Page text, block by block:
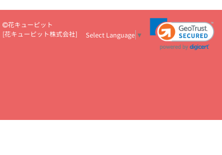
ール
新築引っ越し祝いコラム お祝い花のマナー総まとめ
職
場上司や先輩へ贈るお祝い花の正解は？
開店祝いの花 選び方ガイ
あり)
花キューピット×専門家
CO2排出量削減 / SDGsを考える
花キューピット
[花キューピット株式会社] Select Language ▼